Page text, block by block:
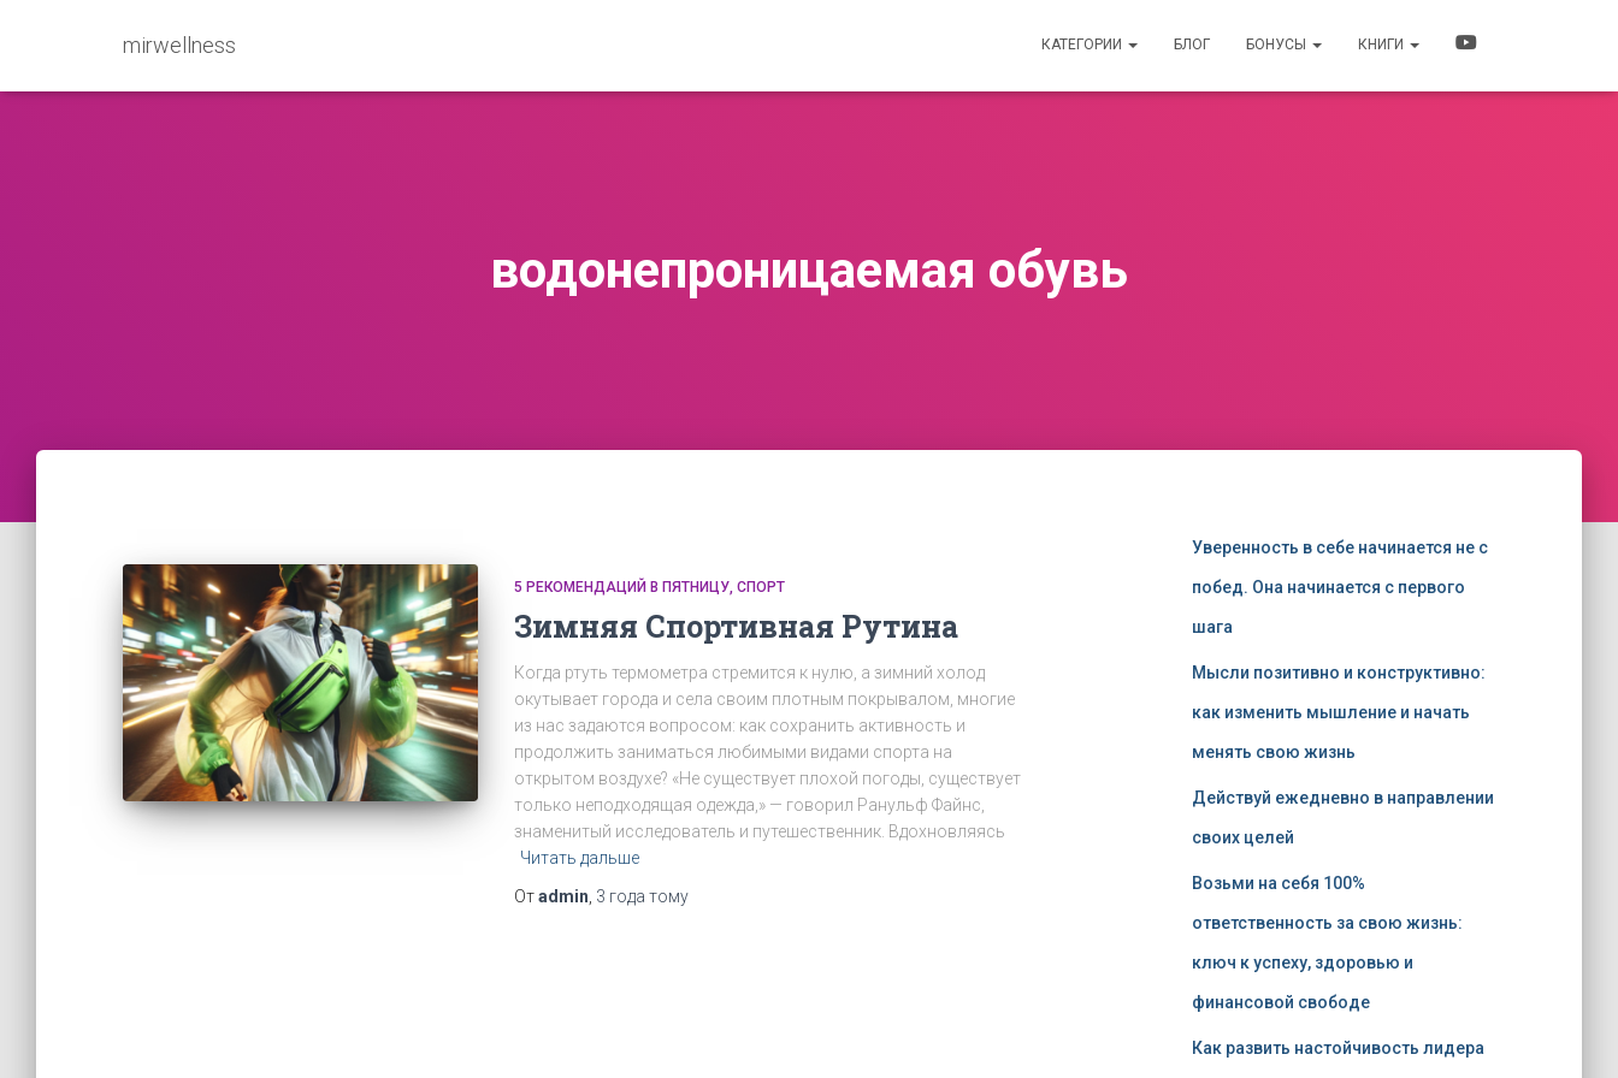
mirwellness КАТЕГОРИИ БЛОГ БОНУСЫ КНИГИ
водонепроницаемая обувь
5 РЕКОМЕНДАЦИЙ В ПЯТНИЦУ СПОРТ
Зимняя Спортивная Рутина
Когда ртуть термометра стремится к нулю, а зимний холод
окутывает города и села своим плотным покрывалом, многие
из нас задаются вопросом: как сохранить активность и
продолжить заниматься любимыми видами спорта на
открытом воздухе? «Не существует плохой погоды, существует
только неподходящая одежда,» — говорил Ранульф Файнс,
знаменитый исследователь и путешественник. Вдохновляясь
Читать дальше
Отadmin 3 года тому
Уверенность в себе начинается не с
побед. Она начинается с первого
шага
Мысли позитивно и конструктивно:
как изменить мышление и начать
менять свою жизнь
Действуй ежедневно в направлении
своих целей
Возьми на себя 100%
ответственность за свою жизнь:
ключ к успеху, здоровью и
финансовой свободе
Как развить настойчивость лидера